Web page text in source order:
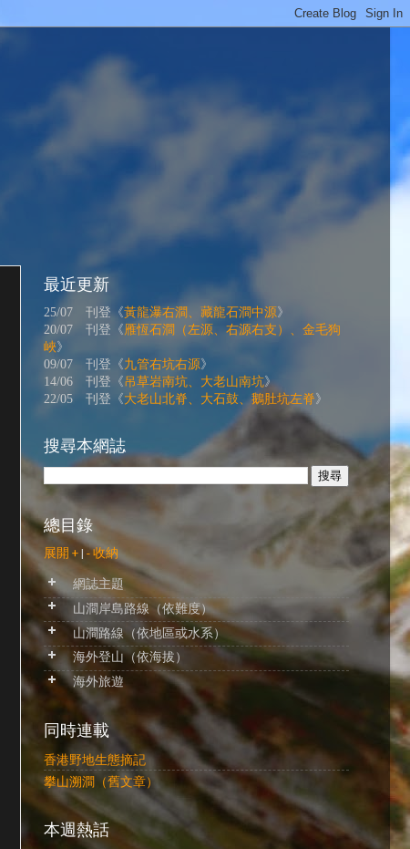
最近更新
25/07 刊登《黃龍瀑右澗、藏龍石澗中源》
20/07 刊登《雁恆石澗（左源、右源右支）、金毛狗
峽》
09/07 刊登《九管右坑右源》
14/06 刊登《吊草岩南坑、大老山南坑》
22/05 刊登《大老山北脊、大石鼓、鵝肚坑左脊》
搜尋本網誌
總目錄
展開 +| - 收納
網誌主題
山澗岸島路線（依難度）
山澗路線（依地區或水系）
海外登山（依海拔）
海外旅遊
同時連載
香港野地生態摘記
攀山溯澗（舊文章）
本週熱話